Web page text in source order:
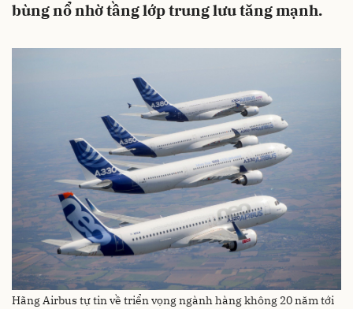
bùng nổ nhờ tầng lớp trung lưu tăng mạnh.
Hãng Airbus tự tin về triển vọng ngành hàng không 20 năm tới